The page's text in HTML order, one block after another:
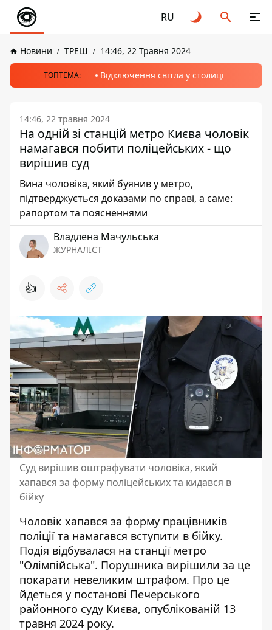
RU
Новини ТРЕШ 14:46, 22 Травня 2024
ТОПТЕМА: Відключення світла у столиці
14:46, 22 травня 2024
На одній зі станцій метро Києва чоловік
намагався побити поліцейських - що
вирішив суд
Вина чоловіка, який буянив у метро,
підтверджується доказами по справі, а саме:
рапортом та поясненнями
Владлена Мачульська
ЖУРНАЛІСТ
👍
Суд вирішив оштрафувати чоловіка, який
хапався за форму поліцейських та кидався в
бійку
Чоловік хапався за форму працівників
поліції та намагався вступити в бійку.
Подія відбувалася на станції метро
"Олімпійська". Порушника вирішили за це
покарати невеликим штрафом. Про це
йдеться у постанові Печерського
районного суду Києва, опублікованій 13
травня 2024 року.